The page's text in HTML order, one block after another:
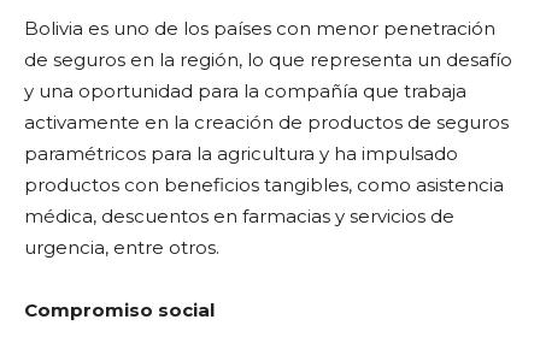
Bolivia es uno de los países con menor penetración
de seguros en la región, lo que representa un desafío
y una oportunidad para la compañía que trabaja
activamente en la creación de productos de seguros
paramétricos para la agricultura y ha impulsado
productos con beneficios tangibles, como asistencia
médica, descuentos en farmacias y servicios de
urgencia, entre otros.
Compromiso social